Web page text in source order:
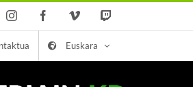
InstagramFacebookVimeo
Euskara